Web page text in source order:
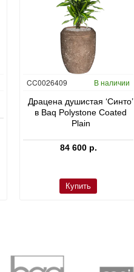
CC0026409 В наличии
Драцена душистая ‘Синто’
в Baq Polystone Coated
Plain
84 600 р.
Купить